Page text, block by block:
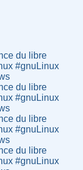
du libre
#gnuLinux
du libre
#gnuLinux
du libre
#gnuLinux
du libre
#gnuLinux